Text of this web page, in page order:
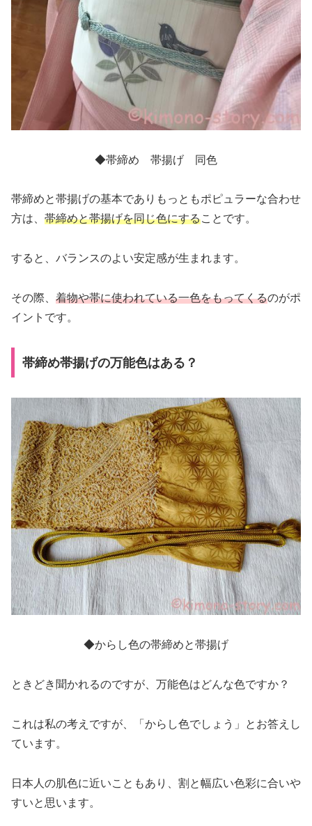
◆帯締め 帯揚げ 同色
帯締めと帯揚げの基本でありもっともポピュラーな合わせ
方は、 帯締めと帯揚げを同じ色にすることです。
すると、バランスのよい安定感が生まれます。
その際、 着物や帯に使われている一色をもってくるのがポ
イントです。
帯締め帯揚げの万能色はある？
◆からし色の帯締めと帯揚げ
ときどき聞かれるのですが、万能色はどんな色ですか？
これは私の考えですが、「からし色でしょう」とお答えし
ています。
日本人の肌色に近いこともあり、割と幅広い色彩に合いや
すいと思います。